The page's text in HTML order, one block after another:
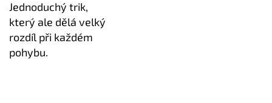
Jednoduchý trik,
který ale dělá velký
rozdíl při každém
pohybu.